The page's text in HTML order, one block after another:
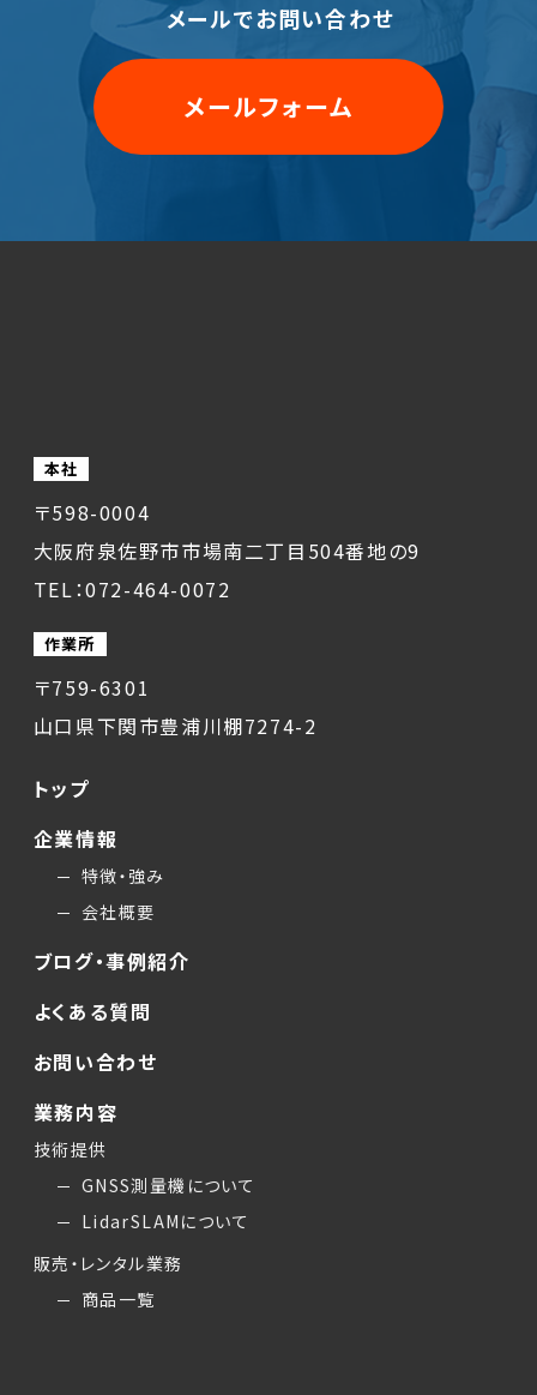
メールでお問い合わせ
メールフォーム
本社
〒598-0004
大阪府泉佐野市市場南二丁目504番地の9
TEL：072-464-0072
作業所
〒759-6301
山口県下関市豊浦川棚7274-2
トップ
企業情報
特徴・強み
会社概要
ブログ・事例紹介
よくある質問
お問い合わせ
業務内容
技術提供
GNSS測量機について
LidarSLAMについて
販売・レンタル業務
商品一覧